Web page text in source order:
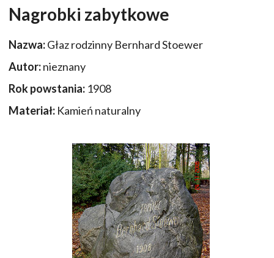
Nagrobki zabytkowe
Nazwa:Głaz rodzinny Bernhard Stoewer
Autor:nieznany
Rok powstania: 1908
Materiał: Kamień naturalny